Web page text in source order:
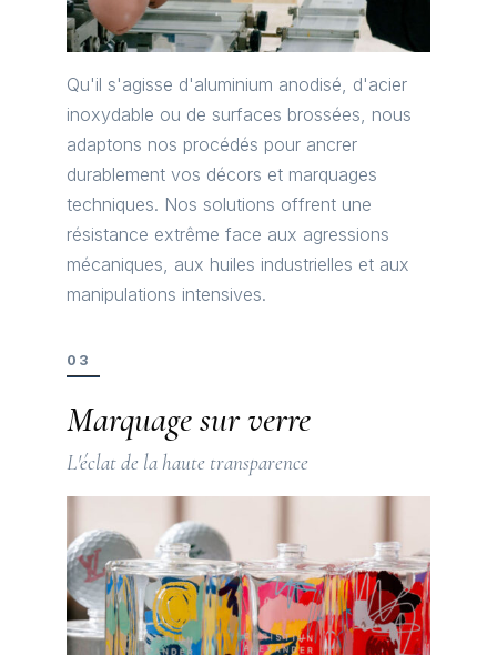
Qu'il s'agisse d'aluminium anodisé, d'acier
inoxydable ou de surfaces brossées, nous
adaptons nos procédés pour ancrer
durablement vos décors et marquages
techniques. Nos solutions offrent une
résistance extrême face aux agressions
mécaniques, aux huiles industrielles et aux
manipulations intensives.
03
Marquage sur verre
L'éclat de la haute transparence